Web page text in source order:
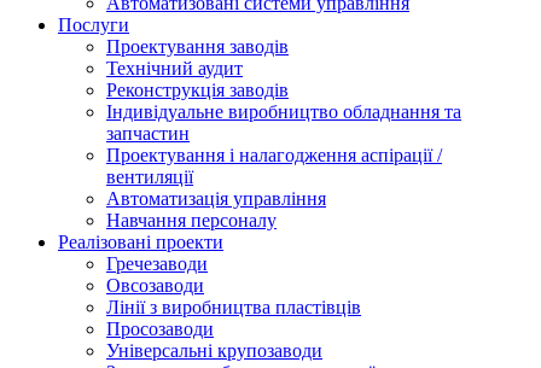
Послуги
Проектування заводів
Технічний аудит
Реконструкція заводів
Індивідуальне виробництво обладнання та
запчастин
Проектування і налагодження аспірації /
вентиляції
Автоматизація управління
Навчання персоналу
Реалізовані проекти
Гречезаводи
Овсозаводи
Лінії з виробництва пластівців
Просозаводи
Універсальні крупозаводи